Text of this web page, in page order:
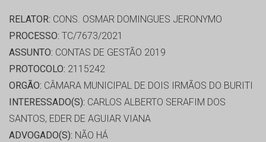
RELATOR: CONS. OSMAR DOMINGUES JERONYMO
PROCESSO: TC/7673/2021
ASSUNTO: CONTAS DE GESTÃO 2019
PROTOCOLO: 2115242
ORGÃO: CÂMARA MUNICIPAL DE DOIS IRMÃOS DO BURITI
INTERESSADO(S): CARLOS ALBERTO SERAFIM DOS
SANTOS, EDER DE AGUIAR VIANA
ADVOGADO(S): NÃO HÁ